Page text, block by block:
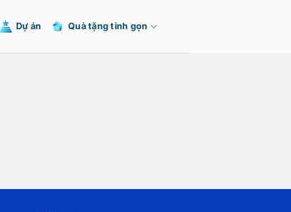
Dự án Quà tặng tinh gọn